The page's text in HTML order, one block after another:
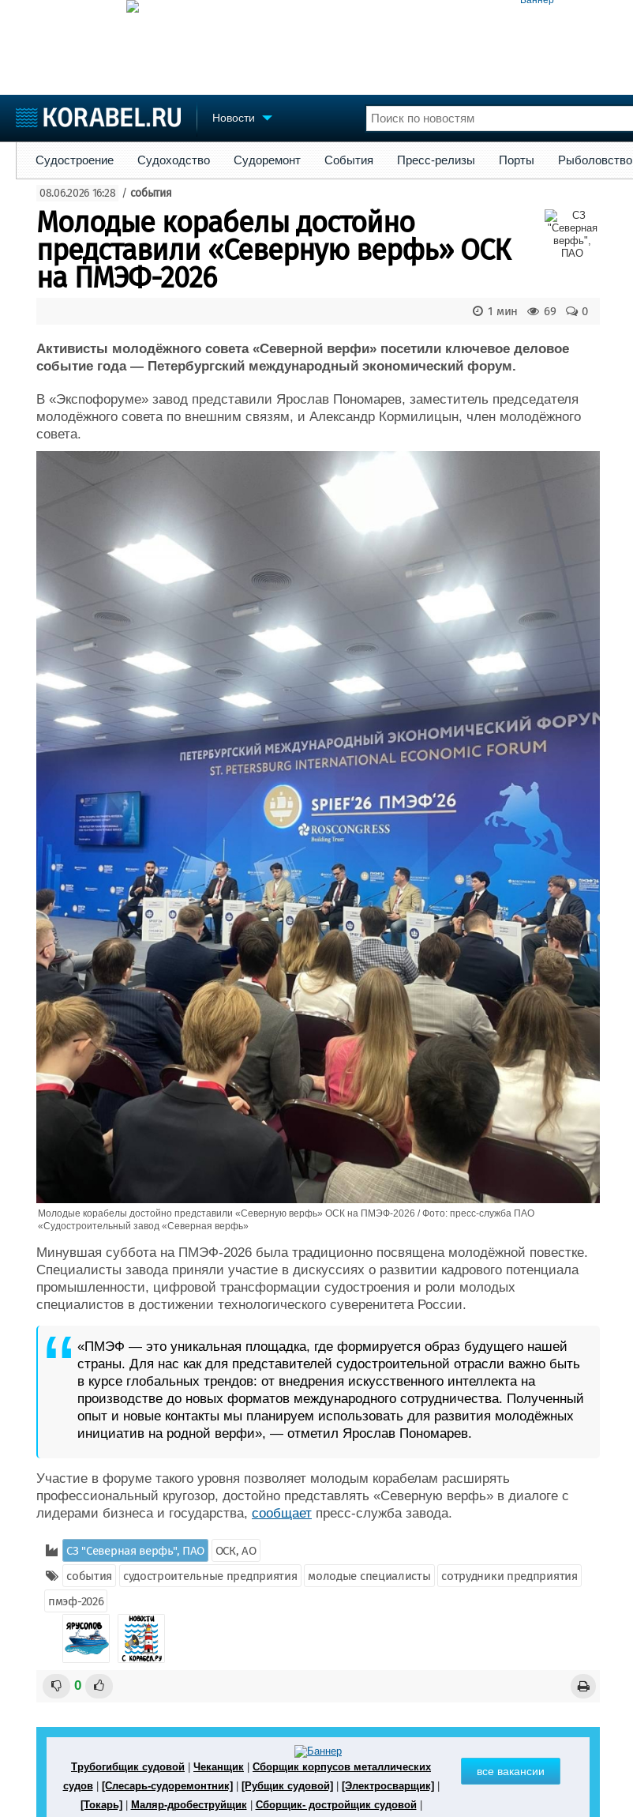
Новости
Судостроение
Пульс
Новости
Репутация
Работа
Торговая площадка
Доска объявлений
Продажа флота
Оборудование
Изделия
Материалы
Конференции
Личности
Словарь
Флот
Отзывы
Все службы
Судостроение Судоходство Судоремонт События Пресс-релизы Порты Рыболовство
08.06.2026 16:28 / события
Молодые корабелы достойно
представили «Северную верфь» ОСК
на ПМЭФ-2026
0
69
1 мин
Активисты молодёжного совета «Северной верфи» посетили ключевое деловое
событие года — Петербургский международный экономический форум.
В «Экспофоруме» завод представили Ярослав Пономарев, заместитель председателя
молодёжного совета по внешним связям, и Александр Кормилицын, член молодёжного
совета.
Молодые корабелы достойно представили «Северную верфь» ОСК на ПМЭФ-2026 / Фото: пресс-служба ПАО
«Судостроительный завод «Северная верфь»
Минувшая суббота на ПМЭФ-2026 была традиционно посвящена молодёжной повестке.
Специалисты завода приняли участие в дискуссиях о развитии кадрового потенциала
промышленности, цифровой трансформации судостроения и роли молодых
специалистов в достижении технологического суверенитета России.
«ПМЭФ — это уникальная площадка, где формируется образ будущего нашей
страны. Для нас как для представителей судостроительной отрасли важно быть
в курсе глобальных трендов: от внедрения искусственного интеллекта на
производстве до новых форматов международного сотрудничества. Полученный
опыт и новые контакты мы планируем использовать для развития молодёжных
инициатив на родной верфи», — отметил Ярослав Пономарев.
Участие в форуме такого уровня позволяет молодым корабелам расширять
профессиональный кругозор, достойно представлять «Северную верфь» в диалоге с
лидерами бизнеса и государства, сообщает пресс-служба завода.
СЗ "Северная верфь", ПАО
ОСК, АО
события
судостроительные предприятия молодые специалисты
сотрудники предприятия
пмэф-2026
0
Трубогибщик судовой Чеканщик
Сборщик корпусов металлических
судов| [Слесарь-судоремонтник] [Рубщик судовой] [Электросварщик]
[Токарь]
Маляр-дробеструйщик| Сборщик- достройщик судовой|
все вакансии